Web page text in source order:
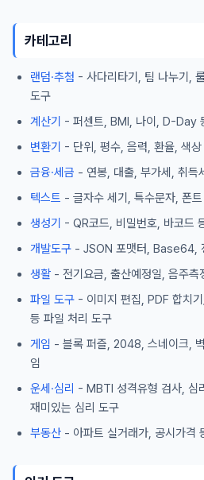
카테고리
랜덤·추첨 - 사다리타기, 팀 나누기,
도구
계산기 - 퍼센트, BMI, 나이, D-Day
변환기 - 단위, 평수, 음력, 환율, 색
금융·세금 - 연봉, 대출, 부가세, 취득
텍스트 - 글자수 세기, 특수문자, 폰
생성기 - QR코드, 비밀번호, 바코드
개발도구 - JSON 포맷터, Base64,
생활 - 전기요금, 출산예정일, 음주
파일 도구 - 이미지 편집, PDF 합치
등 파일 처리 도구
게임 - 블록 퍼즐, 2048, 스네이크,
임
운세·심리 - MBTI 성격유형 검사, 심
재미있는 심리 도구
부동산 - 아파트 실거래가, 공시가격